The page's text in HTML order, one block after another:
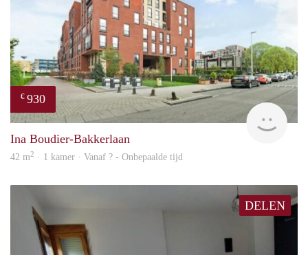
€ 930
Ina Boudier-Bakkerlaan
42 m2 · 1 kamer · Vanaf ? - Onbepaalde tijd
DELEN